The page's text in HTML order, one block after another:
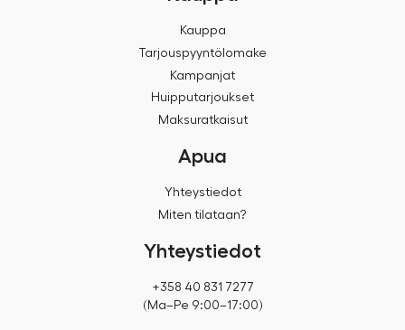
Kauppa
Tarjouspyyntölomake
Kampanjat
Huipputarjoukset
Maksuratkaisut
Apua
Yhteystiedot
Miten tilataan?
Yhteystiedot
+358 40 831 7277
(Ma–Pe 9:00–17:00)